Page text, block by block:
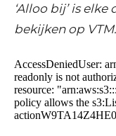
‘Alloo bij’ is
bekijken op VTM.